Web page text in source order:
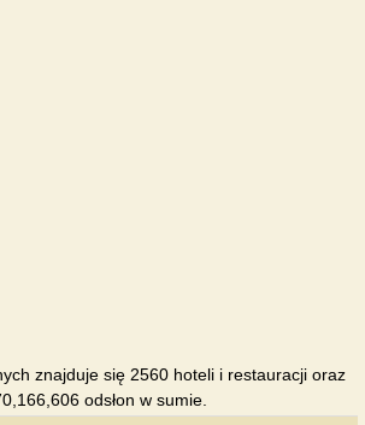
znajduje się 2560 hoteli i restauracji oraz
odsłon w sumie.